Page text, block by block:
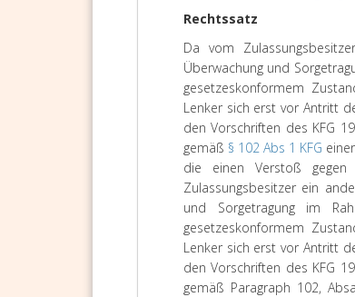
Rechtssatz
Da vom
Überwachung und
gesetzeskonformem
Lenker sich erst vor Antritt
den Vorschriften des KFG
gemäß § 102 Abs 1 KFG
die einen Verstoß gegen
Zulassungsbesitzer ein
und Sorgetragung im
gesetzeskonformem
Lenker sich erst vor Antritt
den Vorschriften des KFG
gemäß Paragraph 102,